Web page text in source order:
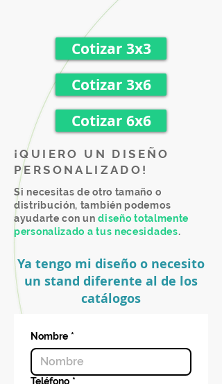
Cotizar 3x3
Cotizar 3x6
Cotizar 6x6
¡QUIERO UN DISEÑO
PERSONALIZADO!
Si necesitas de otro tamaño o
distribución, también podemos
ayudarte con undiseño totalmente
personalizado a tus necesidades.
Ya tengo mi diseño o necesito
un stand diferente al de los
catálogos
Nombre *
Teléfono *